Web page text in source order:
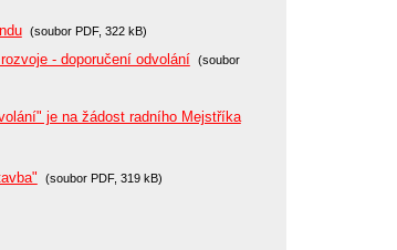
(soubor PDF, 322 kB)
- doporučení odvolání
(soubor
je na žádost radního Mejstříka
(soubor PDF, 319 kB)